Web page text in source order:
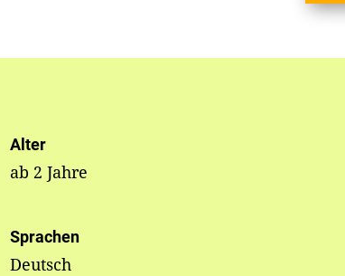
Alter
ab 2 Jahre
Sprachen
Deutsch